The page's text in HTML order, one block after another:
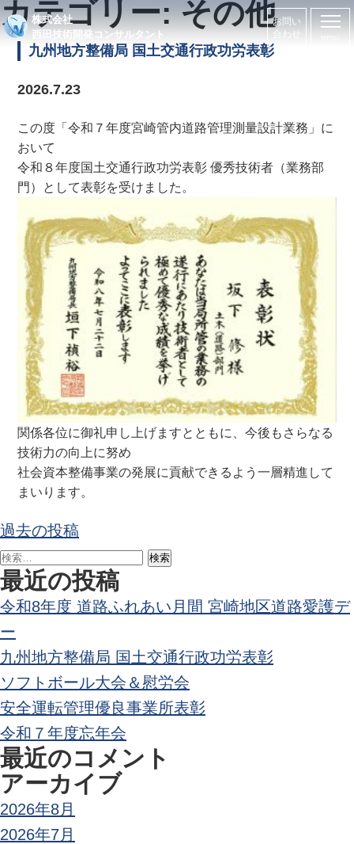
株式会社
西田技術開発コンサルタント
お問い
合わせ
カテゴリー:その他
九州地方整備局 国土交通行政功労表彰
2026.7.23
この度「令和７年度宮崎管内道路管理測量設計業務」に
おいて
令和８年度国土交通行政功労表彰 優秀技術者（業務部
門）として表彰を受けました。
関係各位に御礼申し上げますとともに、今後もさらなる
技術力の向上に努め
社会資本整備事業の発展に貢献できるよう一層精進して
まいります。
投
稿
ナ
ビ
ゲ
ー
シ
ョ
ン
過去の投稿
検
索:
最近の投稿
令和8年度 道路ふれあい月間 宮崎地区道路愛護デ
ー
九州地方整備局 国土交通行政功労表彰
ソフトボール大会＆慰労会
安全運転管理優良事業所表彰
令和７年度忘年会
最近のコメント
アーカイブ
2026年8月
2026年7月